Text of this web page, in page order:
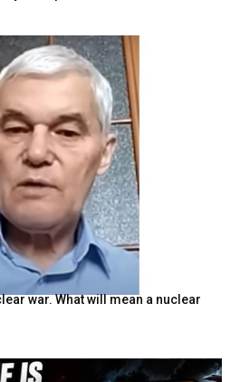
war. What will mean a nuclear